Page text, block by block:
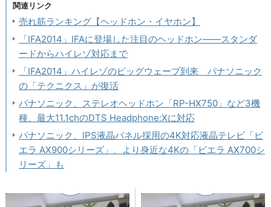
関連リンク
売れ筋ランキング【ヘッドホン・イヤホン】
「IFA2014」IFAに登場した注目のヘッドホン――スタンダ
ードからハイレゾ対応まで
「IFA2014」ハイレゾのビッグウェーブ到来 パナソニック
の「テクニクス」が復活
パナソニック、ステレオヘッドホン「RP-HX750」など3機
種、最大11.1chのDTS Headphone:Xに対応
パナソニック、IPS液晶パネル採用の4K対応液晶テレビ「ビ
エラ AX900シリーズ」、より身近な4Kの「ビエラ AX700シ
リーズ」も